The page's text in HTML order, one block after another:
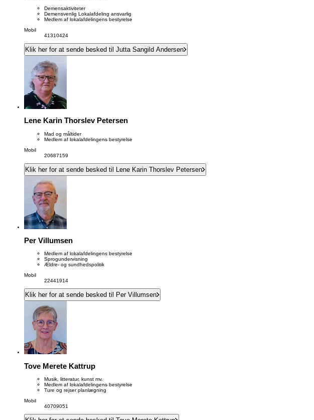
Demensaktiviteter
Demensvenlig Lokalafdeling ansvarlig
Medlem af lokalafdelingens bestyrelse
Mobil
41310424
Klik her for at sende besked til Jutta Sangild Andersen
Lene Karin Thorslev Petersen
Mad og måltider
Medlem af lokalafdelingens bestyrelse
Mobil
20687159
Klik her for at sende besked til Lene Karin Thorslev Petersen
Per Villumsen
Medlem af lokalafdelingens bestyrelse
Sprogundervisning
Ældre- og sundhedspolitik
Mobil
22441914
Klik her for at sende besked til Per Villumsen
Tove Merete Kattrup
Musik, litteratur, kunst mv.
Medlem af lokalafdelingens bestyrelse
Ture og rejser planlægning
Mobil
40709051